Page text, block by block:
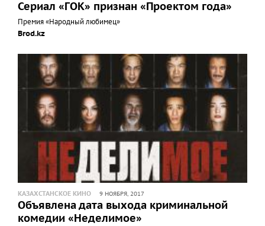
Сериал «ГОК» признан «Проектом года»
Премия «Народный любимец»
Brod.kz
КАЗАХСТАНСКОЕ КИНО 9 НОЯБРЯ, 2017
Объявлена дата выхода криминальной
комедии «Неделимое»